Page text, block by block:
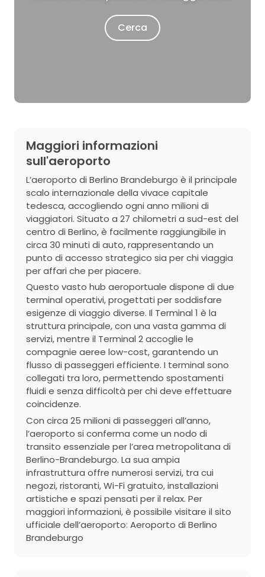
Cerca
Maggiori informazioni
sull'aeroporto
L’aeroporto di Berlino Brandeburgo è il principale
scalo internazionale della vivace capitale
tedesca, accogliendo ogni anno milioni di
viaggiatori. Situato a 27 chilometri a sud-est del
centro di Berlino, è facilmente raggiungibile in
circa 30 minuti di auto, rappresentando un
punto di accesso strategico sia per chi viaggia
per affari che per piacere.
Questo vasto hub aeroportuale dispone di due
terminal operativi, progettati per soddisfare
esigenze di viaggio diverse. Il Terminal 1 è la
struttura principale, con una vasta gamma di
servizi, mentre il Terminal 2 accoglie le
compagnie aeree low-cost, garantendo un
flusso di passeggeri efficiente. I terminal sono
collegati tra loro, permettendo spostamenti
fluidi e senza difficoltà per chi deve effettuare
coincidenze.
Con circa 25 milioni di passeggeri all’anno,
l’aeroporto si conferma come un nodo di
transito essenziale per l’area metropolitana di
Berlino-Brandeburgo. La sua ampia
infrastruttura offre numerosi servizi, tra cui
negozi, ristoranti, Wi-Fi gratuito, installazioni
artistiche e spazi pensati per il relax. Per
maggiori informazioni, è possibile visitare il sito
ufficiale dell’aeroporto: Aeroporto di Berlino
Brandeburgo